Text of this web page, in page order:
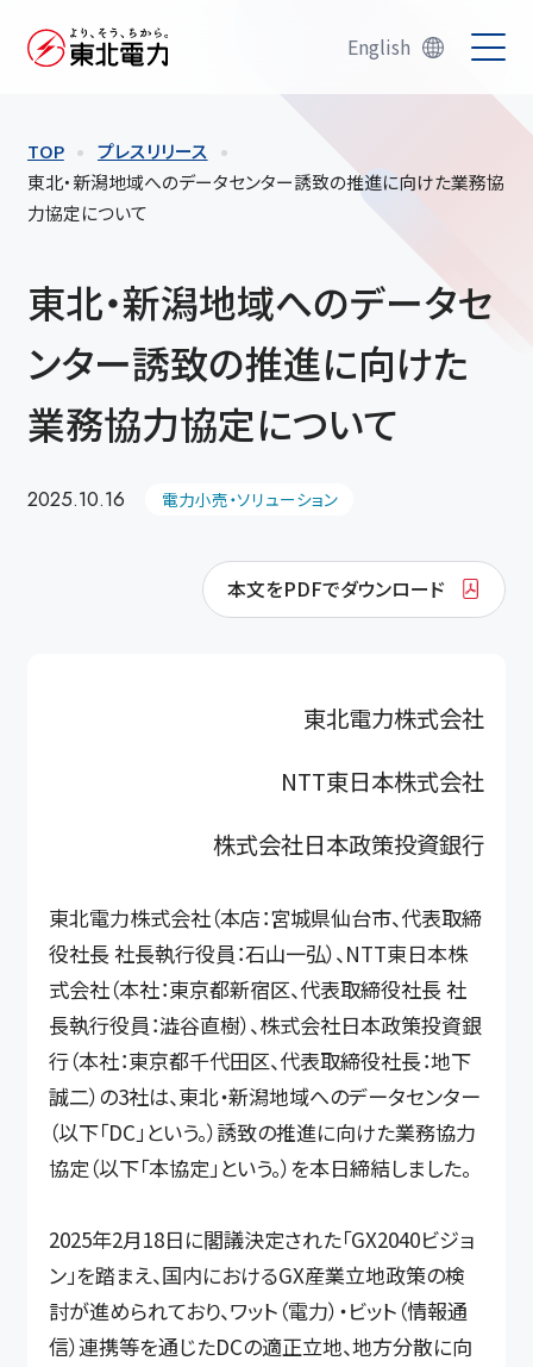
English
TOP
プレスリリース
東北・新潟地域へのデータセンター誘致の推進に向けた業務協
力協定について
東北・新潟地域へのデータセ
ンター誘致の推進に向けた
業務協力協定について
2025.10.16 電力小売・ソリューション
本文をPDFでダウンロード
東北電力株式会社
NTT東日本株式会社
株式会社日本政策投資銀行
東北電力株式会社（本店：宮城県仙台市、代表取締
役社長 社長執行役員：石山一弘）、NTT東日本株
式会社（本社：東京都新宿区、代表取締役社長 社
長執行役員：澁谷直樹）、株式会社日本政策投資銀
行（本社：東京都千代田区、代表取締役社長：地下
誠二）の3社は、東北・新潟地域へのデータセンター
（以下「DC」という。）誘致の推進に向けた業務協力
協定（以下「本協定」という。）を本日締結しました。
2025年2月18日に閣議決定された「GX2040ビジョ
ン」を踏まえ、国内におけるGX産業立地政策の検
討が進められており、ワット（電力）・ビット（情報通
信）連携等を通じたDCの適正立地、地方分散に向